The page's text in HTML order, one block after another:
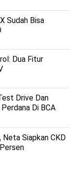
Sudah Bisa
Dua Fitur
Drive Dan
Di BCA
Neta Siapkan CKD